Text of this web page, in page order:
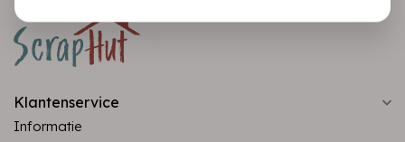
Klantenservice
Informatie